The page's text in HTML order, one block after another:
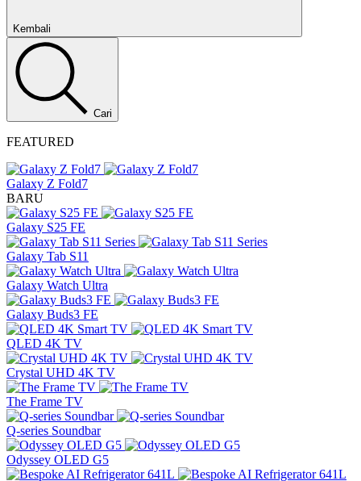
Kembali
Cari
FEATURED
Galaxy Z Fold7
BARU
Galaxy S25 FE
Galaxy Tab S11
Galaxy Watch Ultra
Galaxy Buds3 FE
QLED 4K TV
Crystal UHD 4K TV
The Frame TV
Q-series Soundbar
Odyssey OLED G5